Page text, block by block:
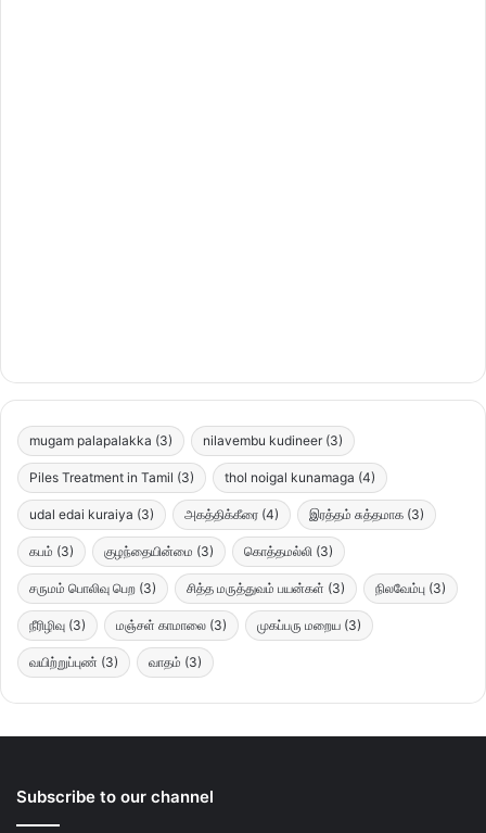
mugam palapalakka (3) nilavembu kudineer (3)
Piles Treatment in Tamil (3) thol noigal kunamaga (4)
udal edai kuraiya (3) அகத்திக்கீரை (4) இரத்தம் சுத்தமாக (3)
கபம் (3) குழந்தையின்மை (3) கொத்தமல்லி (3)
சருமம் பொலிவு பெற (3) சித்த மருத்துவம் பயன்கள் (3) நிலவேம்பு (3)
நீரிழிவு (3) மஞ்சள் காமாலை (3) முகப்பரு மறைய (3)
வயிற்றுப்புண் (3) வாதம் (3)
Subscribe to our channel